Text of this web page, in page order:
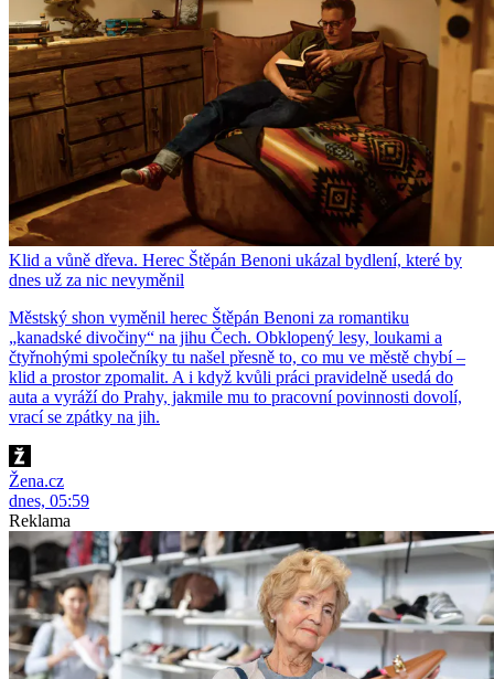
Klid a vůně dřeva. Herec Štěpán Benoni ukázal bydlení, které by
dnes už za nic nevyměnil
Městský shon vyměnil herec Štěpán Benoni za romantiku
„kanadské divočiny“ na jihu Čech. Obklopený lesy, loukami a
čtyřnohými společníky tu našel přesně to, co mu ve městě chybí –
klid a prostor zpomalit. A i když kvůli práci pravidelně usedá do
auta a vyráží do Prahy, jakmile mu to pracovní povinnosti dovolí,
vrací se zpátky na jih.
Žena.cz
dnes, 05:59
Reklama